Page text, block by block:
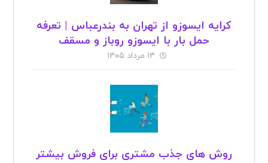
کرایه ایسوزو از تهران به بندرعباس | تعرفه
حمل بار با ایسوزو روباز و مسقف
۱۴ مرداد ۱۴۰۵
روش های جذب مشتری برای فروش بیشتر